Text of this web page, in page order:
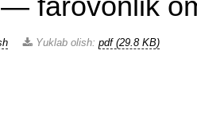
Yuklab olish: pdf (29.8 KB)